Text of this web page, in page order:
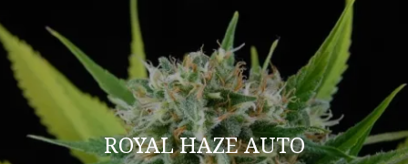
ROYAL HAZE AUTO